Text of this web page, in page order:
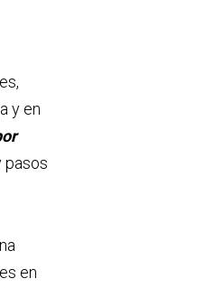
y en
pasos
en